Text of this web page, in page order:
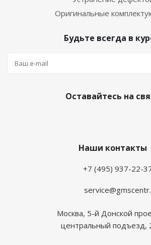
Оригинальные
Будьте всегда в
Оставайтесь на
Наши контакты
+7 (495) 937-22-
Москва, 5-й Донской
центральный подъезд,